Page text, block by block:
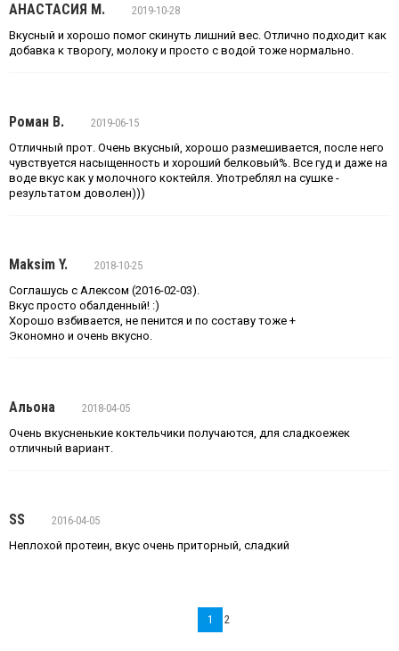
АНАСТАСИЯ М.
2019-10-28
Вкусный и хорошо помог скинуть лишний вес. Отлично подходит как
добавка к творогу, молоку и просто с водой тоже нормально.
Роман В.
2019-06-15
Отличный прот. Очень вкусный, хорошо размешивается, после него
чувствуется насыщенность и хороший белковый%. Все гуд и даже на
воде вкус как у молочного коктейля. Употреблял на сушке -
результатом доволен)))
Maksim Y.
2018-10-25
Соглашусь с Алексом (2016-02-03).
Вкус просто обалденный! :)
Хорошо взбивается, не пенится и по составу тоже +
Экономно и очень вкусно.
Альона
2018-04-05
Очень вкусненькие коктельчики получаются, для сладкоежек
отличный вариант.
SS
2016-04-05
Неплохой протеин, вкус очень приторный, сладкий
1 2